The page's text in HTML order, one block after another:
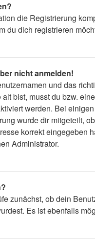
die Registrierung
du dich registrieren
nicht anmelden!
und das
bist, musst du bzw.
werden. Bei
wurde dir mitgeteilt,
korrekt eingegeben
Administrator.
zunächst, ob dein
Es ist ebenfalls